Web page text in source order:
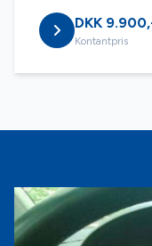
DKK
Kontantpris